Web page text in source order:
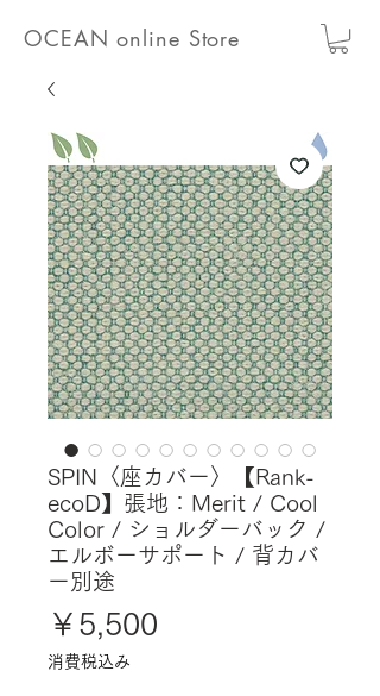
OCEAN online Store
SPIN〈座カバー〉【Rank-
ecoD】張地：Merit / Cool
Color / ショルダーバック /
エルボーサポート / 背カバ
ー別途
￥5,500
消費税込み